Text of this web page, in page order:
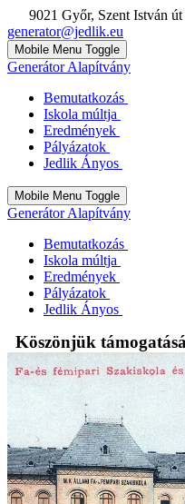
9021 Győr, Szent István út
generator@jedlik.eu
Mobile Menu Toggle
Generátor Alapítvány
Bemutatkozás
Iskola múltja
Eredmények
Pályázatok
Jedlik Ányos
Mobile Menu Toggle
Generátor Alapítvány
Bemutatkozás
Iskola múltja
Eredmények
Pályázatok
Jedlik Ányos
Köszönjük